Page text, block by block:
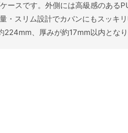
ースです。外側には高級感のある
・スリム設計でカバンにもスッキ
、厚みが約17mm以内となり